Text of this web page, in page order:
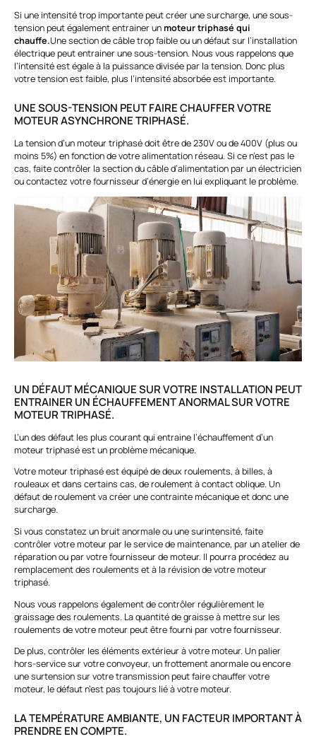
Si une intensité trop importante peut créer une surcharge, une sous-
tension peut également entrainer unmoteur triphasé qui
chauffe.Une section de câble trop faible ou un défaut sur l’installation
électrique peut entrainer une sous-tension. Nous vous rappelons que
l’intensité est égale à la puissance divisée par la tension. Donc plus
votre tension est faible, plus l’intensité absorbée est importante.
UNE SOUS-TENSION PEUT FAIRE CHAUFFER VOTRE
MOTEUR ASYNCHRONE TRIPHASÉ.
La tension d’un moteur triphasé doit être de 230V ou de 400V (plus ou
moins 5%) en fonction de votre alimentation réseau. Si ce n’est pas le
cas, faite contrôler la section du câble d’alimentation par un électricien
ou contactez votre fournisseur d’énergie en lui expliquant le problème.
UN DÉFAUT MÉCANIQUE SUR VOTRE INSTALLATION PEUT
ENTRAINER UN ÉCHAUFFEMENT ANORMAL SUR VOTRE
MOTEUR TRIPHASÉ.
L’un des défaut les plus courant qui entraine l’échauffement d’un
moteur triphasé est un problème mécanique.
Votre moteur triphasé est équipé de deux roulements, à billes, à
rouleaux et dans certains cas, de roulement à contact oblique. Un
défaut de roulement va créer une contrainte mécanique et donc une
surcharge.
Si vous constatez un bruit anormale ou une surintensité, faite
contrôler votre moteur par le service de maintenance, par un atelier de
réparation ou par votre fournisseur de moteur. Il pourra procédez au
remplacement des roulements et à la révision de votre moteur
triphasé.
Nous vous rappelons également de contrôler régulièrement le
graissage des roulements. La quantité de graisse à mettre sur les
roulements de votre moteur peut être fourni par votre fournisseur.
De plus, contrôler les éléments extérieur à votre moteur. Un palier
hors-service sur votre convoyeur, un frottement anormale ou encore
une surtension sur votre transmission peut faire chauffer votre
moteur, le défaut n’est pas toujours lié à votre moteur.
LA TEMPÉRATURE AMBIANTE, UN FACTEUR IMPORTANT À
PRENDRE EN COMPTE.